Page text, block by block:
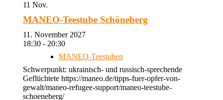
11 Nov.
MANEO-Teestube Schöneberg
11. November 2027
18:30 - 20:30
MANEO-Teestuben
Schwerpunkt: ukrainisch- und russisch-sprechende
Geflüchtete https://maneo.de/tipps-fuer-opfer-von-
gewalt/maneo-refugee-support/maneo-teestube-
schoeneberg/